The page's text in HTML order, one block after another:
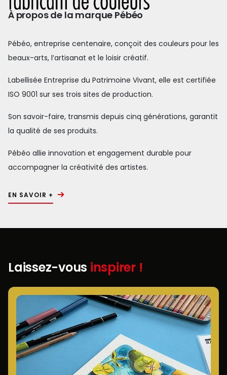
À propos de la marque Pébéo
Pébéo, entreprise centenaire, conçoit des couleurs pour les
beaux-arts, l’artisanat et le loisir créatif.
Labellisée Entreprise du Patrimoine Vivant, elle est certifiée
ISO 9001 sur ses trois sites de production.
Son savoir-faire, transmis depuis cinq générations, garantit
la qualité de ses produits.
Pébéo allie innovation et engagement durable pour
accompagner la créativité des artistes.
EN SAVOIR +
Laissez-vous inspirer !